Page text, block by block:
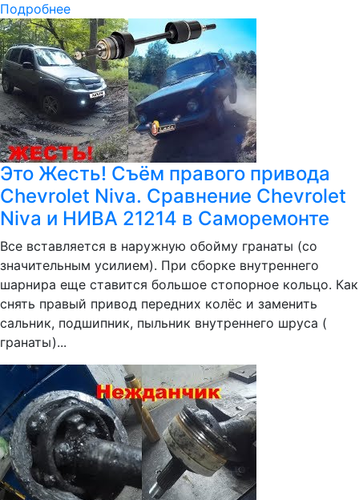
Подробнее
Это Жесть! Съём правого привода
Chevrolet Niva. Сравнение Chevrolet
Niva и НИВА 21214 в Саморемонте
Все вставляется в наружную обойму гранаты (со
значительным усилием). При сборке внутреннего
шарнира еще ставится большое стопорное кольцо. Как
снять правый привод передних колёс и заменить
сальник, подшипник, пыльник внутреннего шруса (
гранаты)...